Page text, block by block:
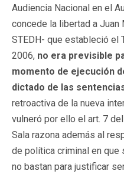
Audiencia Nacional en el
concede la libertad a
STEDH- que estableció el
2006, no era previsible
momento de ejecución
dictado de las
retroactiva de la nueva
vulneró por ello el art. 7
Sala razona además al
de política criminal en que
no bastan para justificar